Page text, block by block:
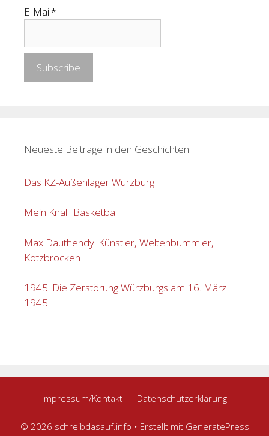
E-Mail*
Neueste Beiträge in den Geschichten
Das KZ-Außenlager Würzburg
Mein Knall: Basketball
Max Dauthendy: Künstler, Weltenbummler,
Kotzbrocken
1945: Die Zerstörung Würzburgs am 16. März
1945
Impressum/Kontakt Datenschutzerklärung
© 2026 schreibdasauf.info • Erstellt mit GeneratePress